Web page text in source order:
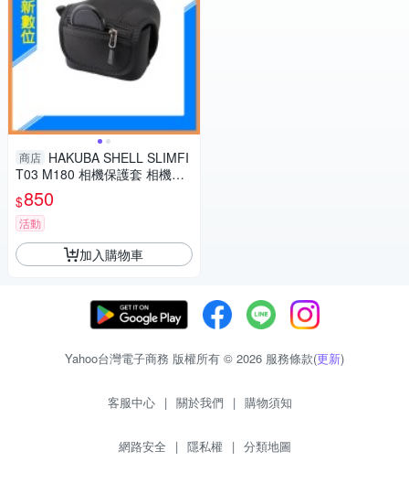
商店 HAKUBA SHELL SLIMFI
T03 M180 相機保護套 相機包
攝影包(M180,公司貨)
$850
活動
加入購物車
Yahoo台灣電子商務 版權所有 © 2026 服務條款(更新)
客服中心 | 關於我們 | 購物須知
網路安全 | 隱私權 | 分類地圖